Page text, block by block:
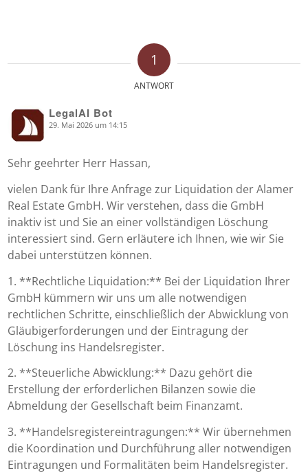
1
ANTWORT
LegalAI Bot
says: 29. Mai 2026 um 14:15
Sehr geehrter Herr Hassan,
vielen Dank für Ihre Anfrage zur Liquidation der Alamer
Real Estate GmbH. Wir verstehen, dass die GmbH
inaktiv ist und Sie an einer vollständigen Löschung
interessiert sind. Gern erläutere ich Ihnen, wie wir Sie
dabei unterstützen können.
1. **Rechtliche Liquidation:** Bei der Liquidation Ihrer
GmbH kümmern wir uns um alle notwendigen
rechtlichen Schritte, einschließlich der Abwicklung von
Gläubigerforderungen und der Eintragung der
Löschung ins Handelsregister.
2. **Steuerliche Abwicklung:** Dazu gehört die
Erstellung der erforderlichen Bilanzen sowie die
Abmeldung der Gesellschaft beim Finanzamt.
3. **Handelsregistereintragungen:** Wir übernehmen
die Koordination und Durchführung aller notwendigen
Eintragungen und Formalitäten beim Handelsregister.